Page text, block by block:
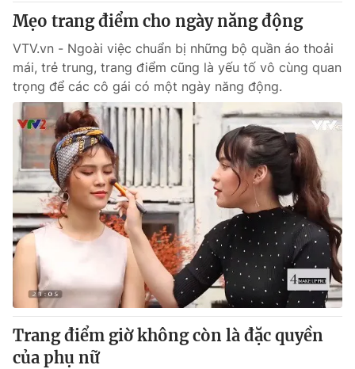
Mẹo trang điểm cho ngày năng động
VTV.vn - Ngoài việc chuẩn bị những bộ quần áo thoải
mái, trẻ trung, trang điểm cũng là yếu tố vô cùng quan
trọng để các cô gái có một ngày năng động.
Trang điểm giờ không còn là đặc quyền
của phụ nữ